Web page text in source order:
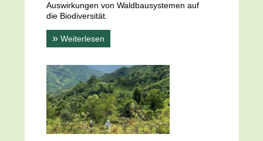
Auswirkungen von Waldbausystemen auf
die Biodiversität.
» Weiterlesen